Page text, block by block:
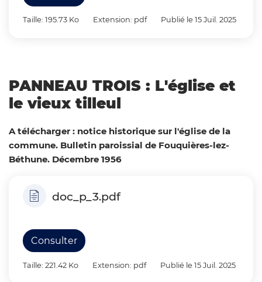
Taille: 195.73 Ko Extension: pdf Publié le 15 Juil. 2025
PANNEAU TROIS : L'église et
le vieux tilleul
A télécharger : notice historique sur l'église de la
commune. Bulletin paroissial de Fouquières-lez-
Béthune. Décembre 1956
doc_p_3.pdf
Consulter
Taille: 221.42 Ko Extension: pdf Publié le 15 Juil. 2025